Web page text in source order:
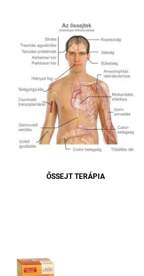
ŐSSEJT TERÁPIA